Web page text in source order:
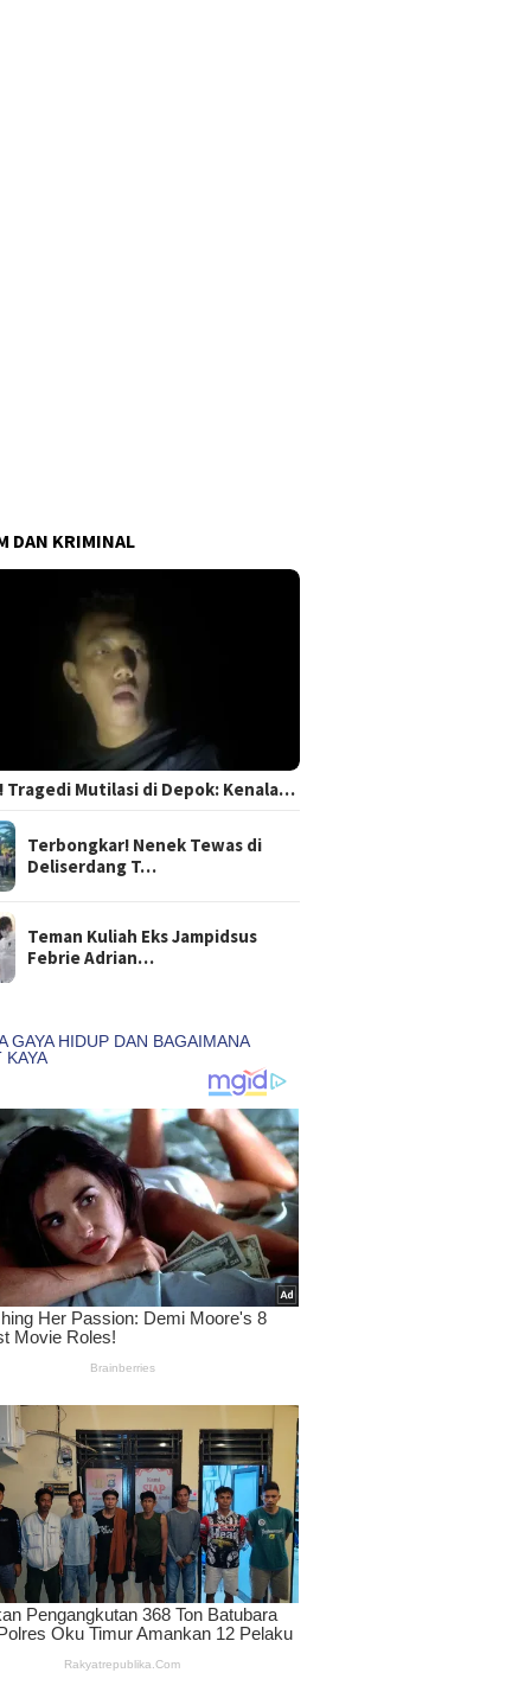
DAN KRIMINAL
Tragedi Mutilasi di Depok: Kenala…
Terbongkar! Nenek Tewas di
Deliserdang T…
Teman Kuliah Eks Jampidsus
Febrie Adrian…